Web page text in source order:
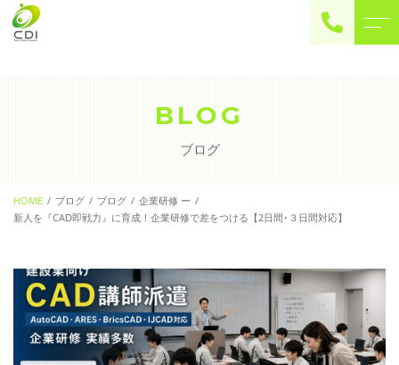
contact
BLOG
ブログ
HOME ブログ ブログ
企業研修 ー
新人を『CAD即戦力』に育成！企業研修で差をつける【2日間･３日間対応】